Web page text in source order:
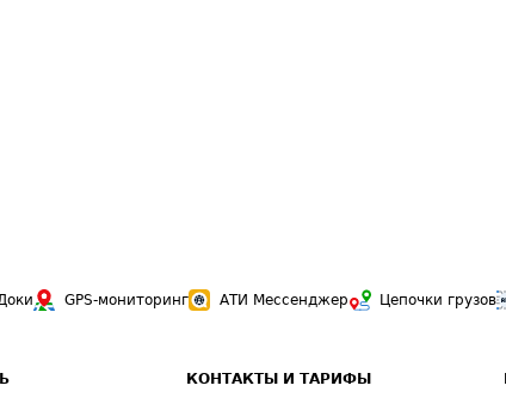
GPS-мониторинг АТИ Мессенджер Цепочки грузов
КОНТАКТЫ И ТАРИФЫ